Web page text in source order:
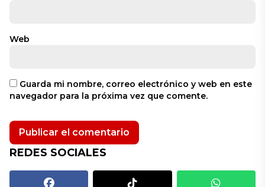
Web
Guarda mi nombre, correo electrónico y web en este
navegador para la próxima vez que comente.
REDES SOCIALES